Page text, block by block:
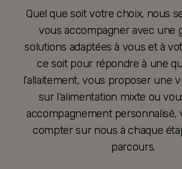
Quel que soit votre choix, nous
vous accompagner avec une
solutions adaptées à vous et à
ce soit pour répondre à une
l’allaitement, vous proposer une
sur l’alimentation mixte ou
accompagnement personnalisé,
compter sur nous à chaque
parcours.